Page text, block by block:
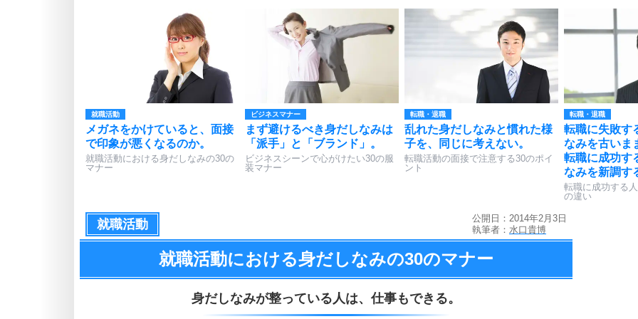
就職活動
メガネをかけていると、面接
で印象が悪くなるのか。
就職活動における身だしなみの30の
マナー
ビジネスマナー
まず避けるべき身だしなみは
「派手」と「ブランド」。
ビジネスシーンで心がけたい30の服
装マナー
転職・退職
乱れた身だしなみと慣れた様
子を、同じに考えない。
転職活動の面接で注意する30のポイ
ント
転職・退職
転職に失敗す
なみを古いま
転職に成功す
なみを新調す
転職に成功する
の違い
就職活動
公開日：2014年2月3日
執筆者： 水口貴博
就職活動における身だしなみの30のマナー
身だしなみが整っている人は、 仕事もできる。